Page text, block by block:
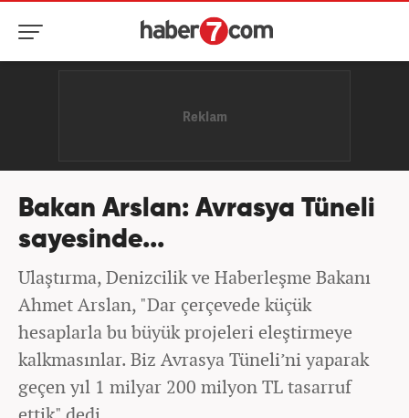
Bakan Arslan: Avrasya Tüneli
sayesinde...
Ulaştırma, Denizcilik ve Haberleşme Bakanı
Ahmet Arslan, "Dar çerçevede küçük
hesaplarla bu büyük projeleri eleştirmeye
kalkmasınlar. Biz Avrasya Tüneli’ni yaparak
geçen yıl 1 milyar 200 milyon TL tasarruf